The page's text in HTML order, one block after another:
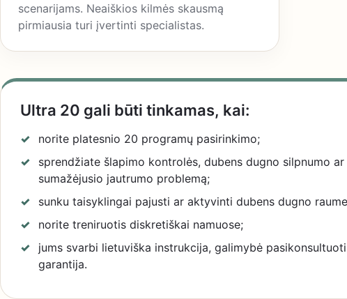
scenarijams. Neaiškios kilmės skausmą
pirmiausia turi įvertinti specialistas.
Ultra 20 gali būti tinkamas, kai:
norite platesnio 20 programų pasirinkimo;
sprendžiate šlapimo kontrolės, dubens dugno silpnumo ar
sumažėjusio jautrumo problemą;
sunku taisyklingai pajusti ar aktyvinti dubens dugno
norite treniruotis diskretiškai namuose;
jums svarbi lietuviška instrukcija, galimybė
garantija.